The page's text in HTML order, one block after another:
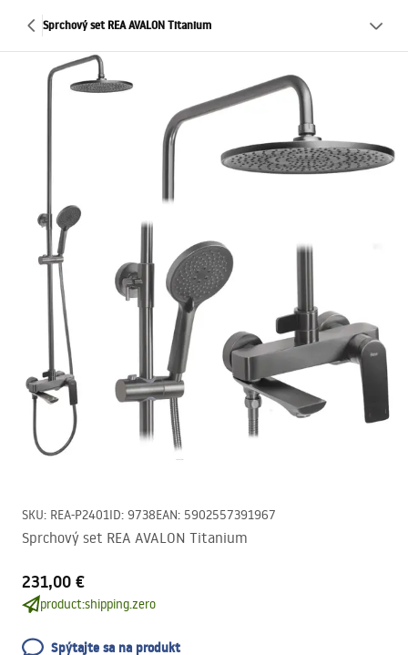
Sprchový set REA AVALON Titanium
SKU: REA-P2401ID: 9738EAN: 5902557391967
Sprchový set REA AVALON Titanium
231,00 €
product:shipping.zero
Spýtajte sa na produkt